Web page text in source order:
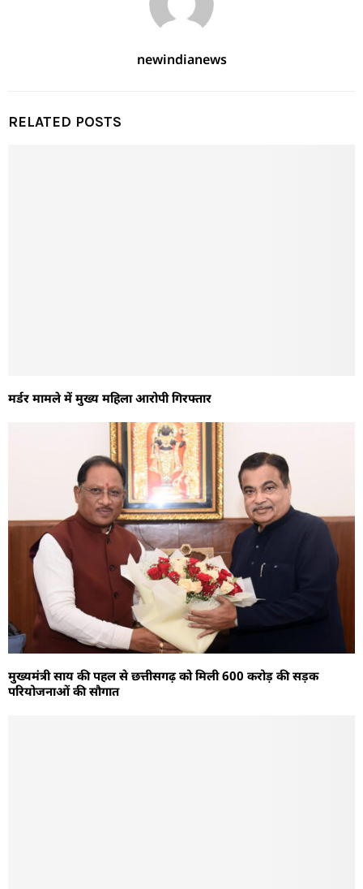
newindianews
RELATED POSTS
मर्डर मामले में मुख्य महिला आरोपी गिरफ्तार
मुख्यमंत्री साय की पहल से छत्तीसगढ़ को मिली 600 करोड़ की सड़क
परियोजनाओं की सौगात